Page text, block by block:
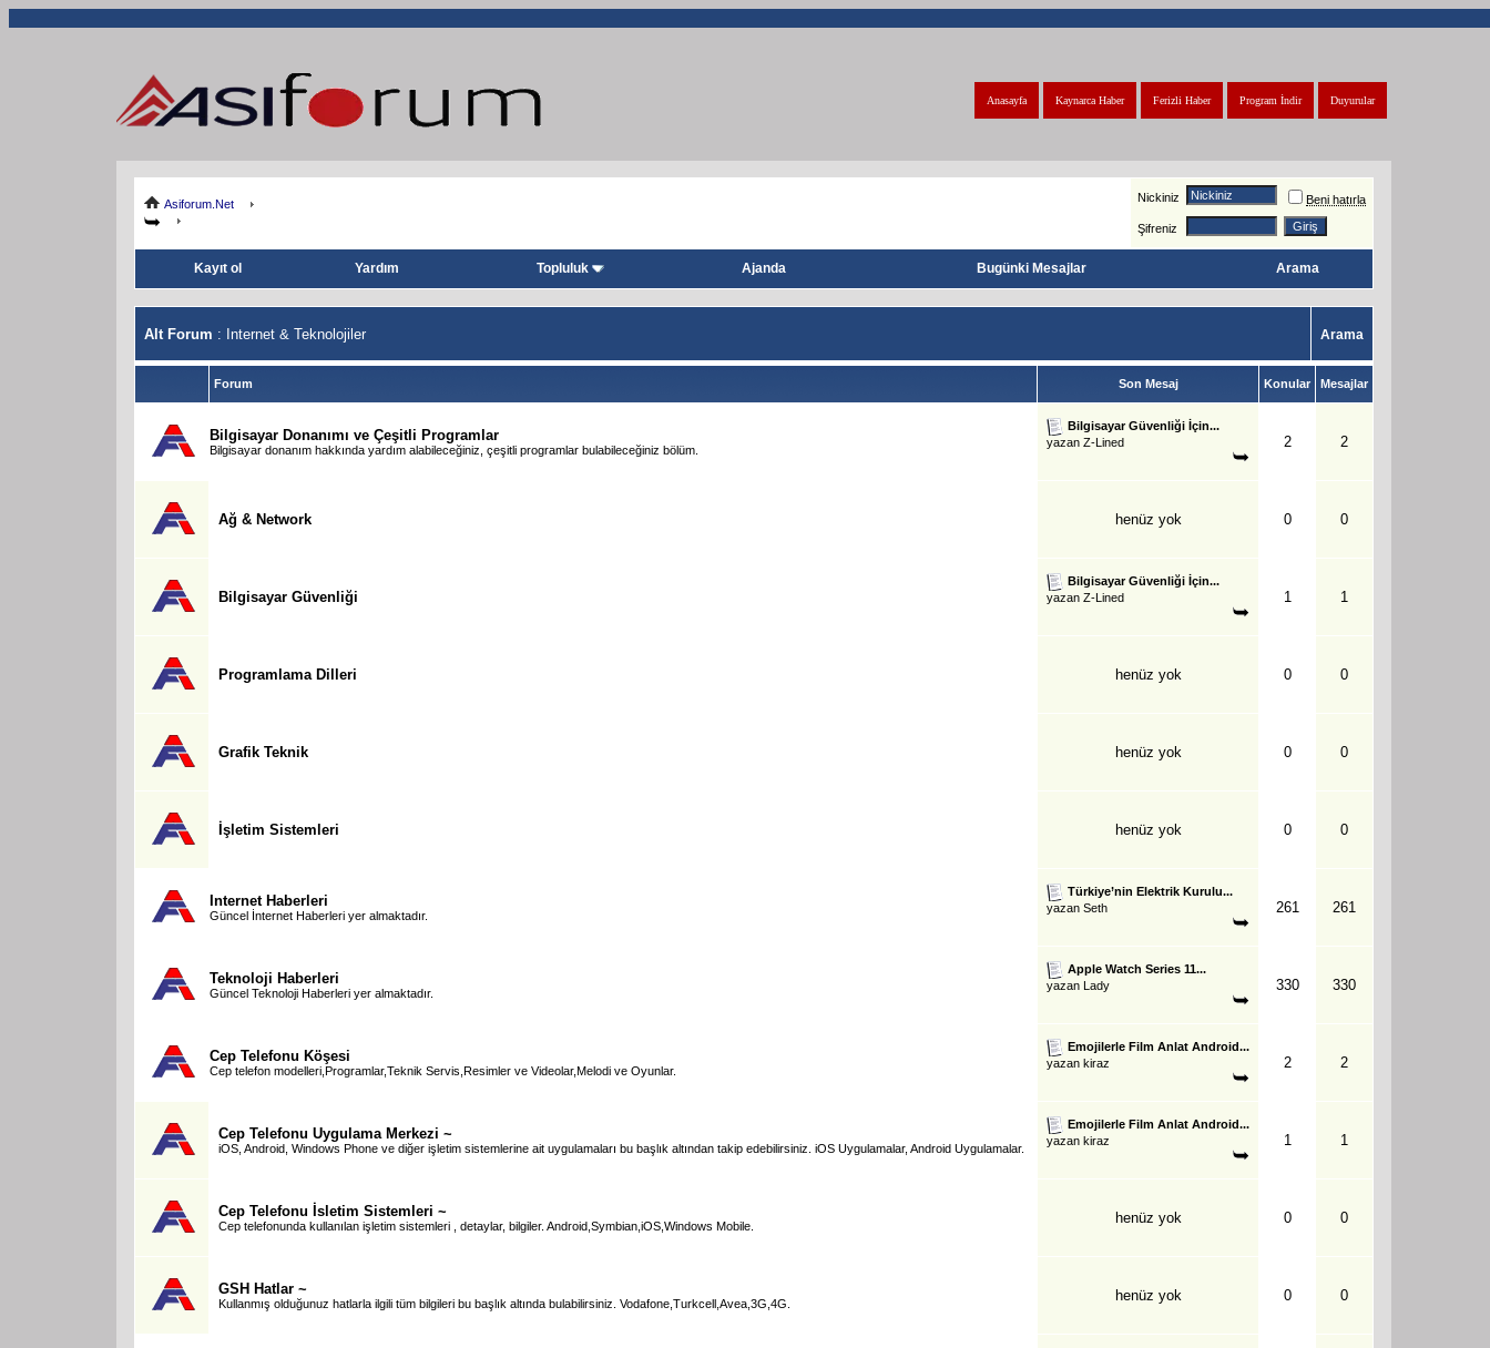
Duyurular
Program İndir
Ferizli Haber
Kaynarca Haber
Anasayfa
Asiforum.Net Nickiniz Beni hatırla
Şifreniz
Kayıt ol Yardım Topluluk Ajanda Bugünki Mesajlar Arama
Alt Forum : Internet & Teknolojiler Arama
Forum Son Mesaj Konular Mesajlar
Bilgisayar Donanımı ve Çeşitli Programlar
Bilgisayar donanım hakkında yardım alabileceğiniz, çeşitli programlar bulabileceğiniz bölüm.
Bilgisayar Güvenliği İçin...
yazan Z-Lined 2 2
Ağ & Network henüz yok 0 0
Bilgisayar Güvenliği
Bilgisayar Güvenliği İçin...
yazan Z-Lined 1 1
Programlama Dilleri henüz yok 0 0
Grafik Teknik henüz yok 0 0
İşletim Sistemleri henüz yok 0 0
Internet Haberleri
Güncel İnternet Haberleri yer almaktadır.
Türkiye’nin Elektrik Kurulu...
yazan Seth 261 261
Teknoloji Haberleri
Güncel Teknoloji Haberleri yer almaktadır.
Apple Watch Series 11...
yazan Lady 330 330
Cep Telefonu Köşesi
Cep telefon modelleri,Programlar,Teknik Servis,Resimler ve Videolar,Melodi ve Oyunlar.
Emojilerle Film Anlat Android...
yazan kiraz 2 2
Cep Telefonu Uygulama Merkezi ~
iOS, Android, Windows Phone ve diğer işletim sistemlerine ait uygulamaları bu başlık altından takip edebilirsiniz. iOS Uygulamalar, Android Uygulamalar.
Emojilerle Film Anlat Android...
yazan kiraz 1 1
Cep Telefonu İsletim Sistemleri ~
Cep telefonunda kullanılan işletim sistemleri , detaylar, bilgiler. Android,Symbian,iOS,Windows Mobile. henüz yok 0 0
GSH Hatlar ~
Kullanmış olduğunuz hatlarla ilgili tüm bilgileri bu başlık altında bulabilirsiniz. Vodafone,Turkcell,Avea,3G,4G. henüz yok 0 0